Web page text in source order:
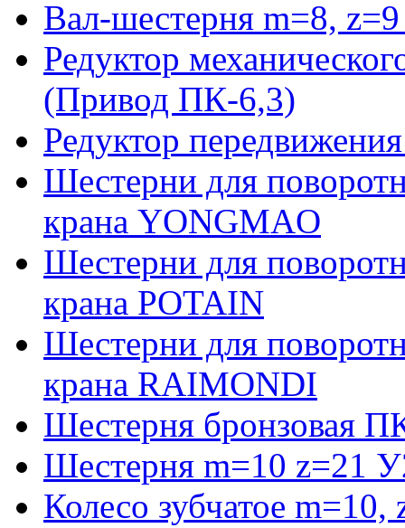
Вал-шестерня m=8,
Редуктор
(Привод ПК-6,3)
Редуктор
Шестерни для
крана YONGMAO
Шестерни для
крана POTAIN
Шестерни для
крана RAIMONDI
Шестерня бронзовая
Шестерня m=10 z=21
Колесо зубчатое